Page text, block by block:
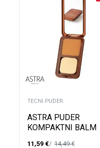
TECNI PUDER
ASTRA PUDER
KOMPAKTNI BALM
11,59 € 14,49€